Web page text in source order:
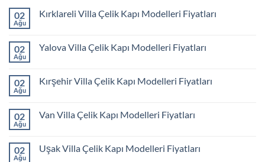
02
Ağu
Kırklareli Villa Çelik Kapı Modelleri Fiyatları
02
Ağu
Yalova Villa Çelik Kapı Modelleri Fiyatları
02
Ağu
Kırşehir Villa Çelik Kapı Modelleri Fiyatları
02
Ağu
Van Villa Çelik Kapı Modelleri Fiyatları
02
Ağu
Uşak Villa Çelik Kapı Modelleri Fiyatları